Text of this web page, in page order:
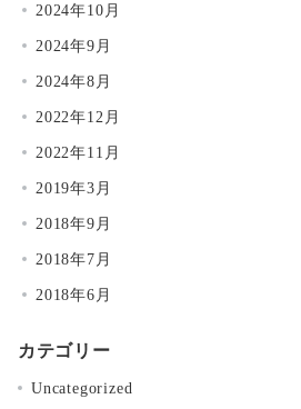
2024年10月
2024年9月
2024年8月
2022年12月
2022年11月
2019年3月
2018年9月
2018年7月
2018年6月
カテゴリー
Uncategorized